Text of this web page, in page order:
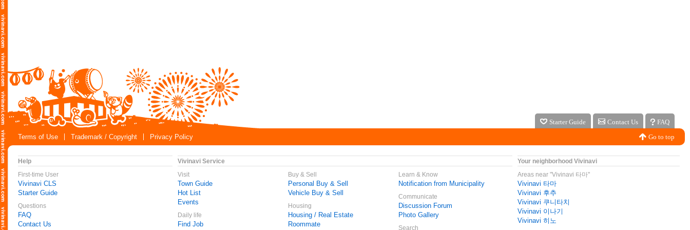
Starter Guide Contact Us
FAQ
Terms of Use
Trademark / Copyright Privacy Policy Go to top
Help
First-time User
Vivinavi CLS
Starter Guide
Questions
FAQ
Contact Us
Vivinavi Service
Visit
Town Guide
Hot List
Events
Daily life
Find Job
Buy & Sell
Personal Buy & Sell
Vehicle Buy & Sell
Housing
Housing / Real Estate
Roommate
Learn & Know
Notification from Municipality
Communicate
Discussion Forum
Photo Gallery
Search
Your neighborhood Vivinavi
Areas near "Vivinavi 타마"
Vivinavi 타마
Vivinavi 후추
Vivinavi 쿠니타치
Vivinavi 이나기
Vivinavi 히노